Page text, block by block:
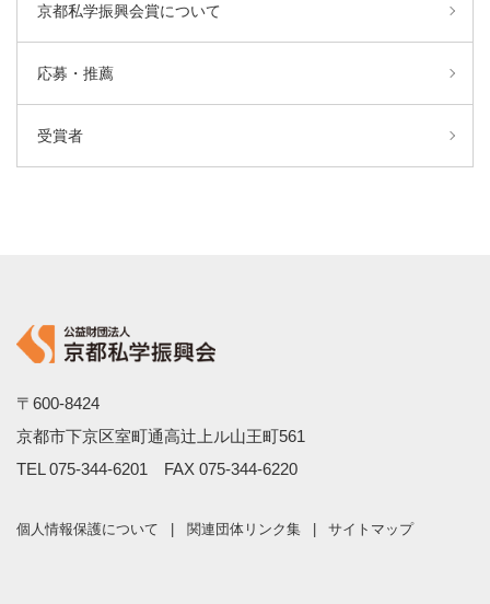
京都私学振興会賞について
応募・推薦
受賞者
〒600-8424
京都市下京区室町通高辻上ル山王町561
TEL 075-344-6201 FAX 075-344-6220
個人情報保護について 関連団体リンク集 サイトマップ